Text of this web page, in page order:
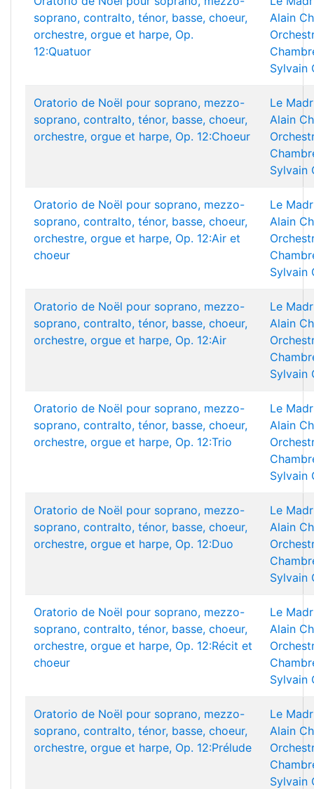
soprano, contralto, ténor, basse, choeur,
orchestre, orgue et harpe, Op.
12:Quatuor
Alain
Sylvain
Oratorio de Noël pour soprano, mezzo-
soprano, contralto, ténor, basse, choeur,
orchestre, orgue et harpe, Op. 12:Choeur
Le
Alain
Sylvain
Oratorio de Noël pour soprano, mezzo-
soprano, contralto, ténor, basse, choeur,
orchestre, orgue et harpe, Op. 12:Air et
choeur
Le
Alain
Sylvain
Oratorio de Noël pour soprano, mezzo-
soprano, contralto, ténor, basse, choeur,
orchestre, orgue et harpe, Op. 12:Air
Le
Alain
Sylvain
Oratorio de Noël pour soprano, mezzo-
soprano, contralto, ténor, basse, choeur,
orchestre, orgue et harpe, Op. 12:Trio
Le
Alain
Sylvain
Oratorio de Noël pour soprano, mezzo-
soprano, contralto, ténor, basse, choeur,
orchestre, orgue et harpe, Op. 12:Duo
Le
Alain
Sylvain
Oratorio de Noël pour soprano, mezzo-
soprano, contralto, ténor, basse, choeur,
orchestre, orgue et harpe, Op. 12:Récit et
choeur
Le
Alain
Sylvain
Oratorio de Noël pour soprano, mezzo-
soprano, contralto, ténor, basse, choeur,
orchestre, orgue et harpe, Op. 12:Prélude
Le
Alain
Sylvain